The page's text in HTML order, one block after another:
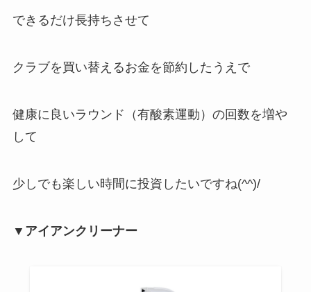
できるだけ長持ちさせて
クラブを買い替えるお金を節約したうえで
健康に良いラウンド（有酸素運動）の回数を増や
して
少しでも楽しい時間に投資したいですね(^^)/
▼アイアンクリーナー